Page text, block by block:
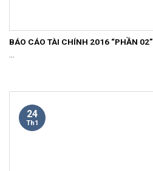
BÁO CÁO TÀI CHÍNH 2016 “PHẦN 02”
24
Th1